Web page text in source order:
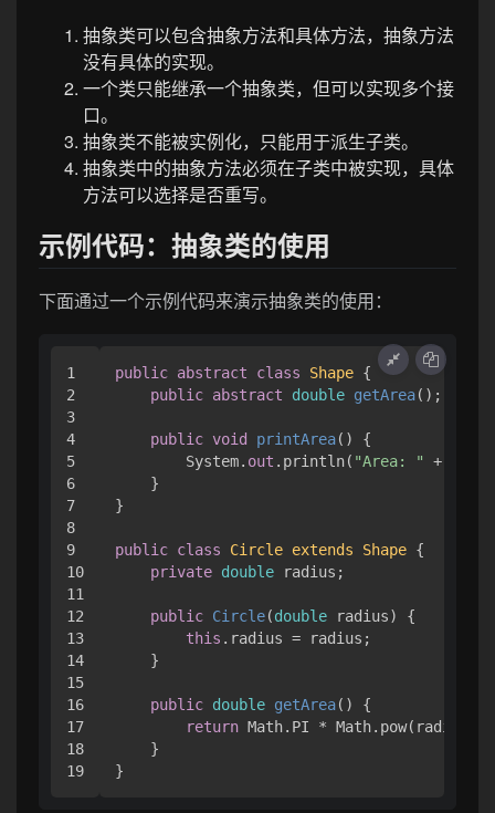
抽象类可以包含抽象方法和具体方法，抽象方法
没有具体的实现。
一个类只能继承一个抽象类，但可以实现多个接
口。
抽象类不能被实例化，只能用于派生子类。
抽象类中的抽象方法必须在子类中被实现，具体
方法可以选择是否重写。
示例代码：抽象类的使用
下面通过一个示例代码来演示抽象类的使用：
1
2
3
4
5
6
7
8
9
10
11
12
13
14
15
16
17
18
public abstract class Shape {
public abstract double getArea() ;
public void printArea()
{
        System.
out .println( "Area: "
+
    }
}
public class Circle extends Shape {
private double radius;
public Circle(double radius)
{
this .radius = radius;
    }
public double getArea()
{
return Math.PI * Math.pow(radius,
    }
}